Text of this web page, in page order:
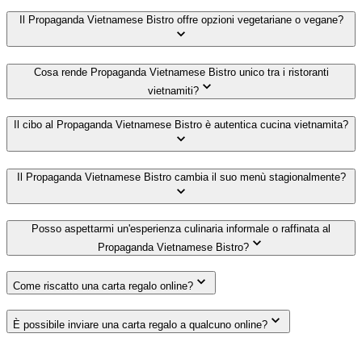
Il Propaganda Vietnamese Bistro offre opzioni vegetariane o vegane?
Cosa rende Propaganda Vietnamese Bistro unico tra i ristoranti
vietnamiti?
Il cibo al Propaganda Vietnamese Bistro è autentica cucina vietnamita?
Il Propaganda Vietnamese Bistro cambia il suo menù stagionalmente?
Posso aspettarmi un'esperienza culinaria informale o raffinata al
Propaganda Vietnamese Bistro?
Come riscatto una carta regalo online?
È possibile inviare una carta regalo a qualcuno online?